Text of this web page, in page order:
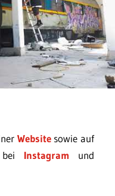
Websitesowie auf
bei Instagram und